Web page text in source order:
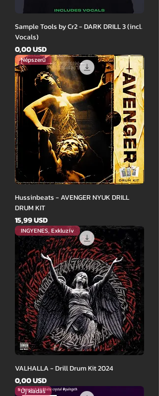
Sample Tools by Cr2 - DARK DRILL 3 (incl.
Vocals)
Ár
0,00 USD
Népszerű
Hussinbeats - AVENGER NYUK DRILL
DRUM KIT
Ár
15,99 USD
INGYENES, Exkluzív
VALHALLA - Drill Drum Kit 2024
Ár
0,00 USD
Új kiadás